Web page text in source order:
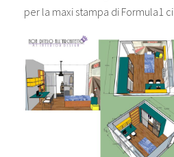
per la maxi stampa di Formula1